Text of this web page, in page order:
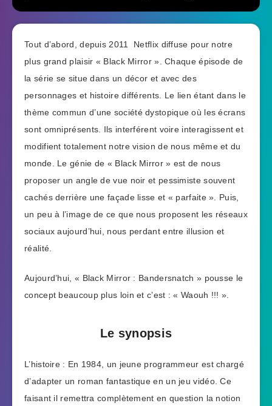
Tout d’abord, depuis 2011 Netflix diffuse pour notre
plus grand plaisir « Black Mirror ». Chaque épisode de
la série se situe dans un décor et avec des
personnages et histoire différents. Le lien étant dans le
thème commun d’une société dystopique où les écrans
sont omniprésents. Ils interférent voire interagissent et
modifient totalement notre vision de nous même et du
monde. Le génie de « Black Mirror » est de nous
proposer un angle de vue noir et pessimiste souvent
cachés derrière une façade lisse et « parfaite ». Puis,
un peu à l’image de ce que nous proposent les réseaux
sociaux aujourd’hui, nous perdant entre illusion et
réalité.
Aujourd’hui, « Black Mirror : Bandersnatch » pousse le
concept beaucoup plus loin et c’est : « Waouh !!! ».
Le synopsis
L’histoire : En 1984, un jeune programmeur est chargé
d’adapter un roman fantastique en un jeu vidéo. Ce
faisant il remettra complètement en question la notion